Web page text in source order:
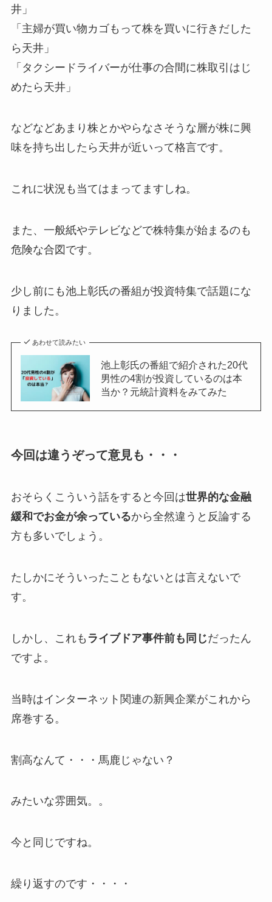
井」
「主婦が買い物カゴもって株を買いに行きだした
ら天井」
「タクシードライバーが仕事の合間に株取引はじ
めたら天井」
などなどあまり株とかやらなさそうな層が株に興
味を持ち出したら天井が近いって格言です。
これに状況も当てはまってますしね。
また、一般紙やテレビなどで株特集が始まるのも
危険な合図です。
少し前にも池上彰氏の番組が投資特集で話題にな
りました。
あわせて読みたい
池上彰氏の番組で紹介された20代
男性の4割が投資しているのは本
当か？元統計資料をみてみた
今回は違うぞって意見も・・・
おそらくこういう話をすると今回は世界的な金融
緩和でお金が余っているから全然違うと反論する
方も多いでしょう。
たしかにそういったこともないとは言えないで
す。
しかし、これも ライブドア事件前も同じだったん
ですよ。
当時はインターネット関連の新興企業がこれから
席巻する。
割高なんて・・・馬鹿じゃない？
みたいな雰囲気。。
今と同じですね。
繰り返すのです・・・・